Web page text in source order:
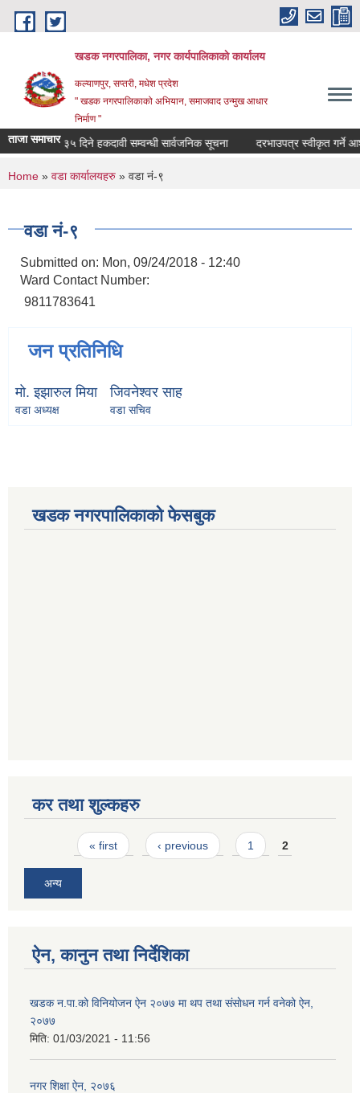
Skip to main content
खडक नगरपालिका, नगर कार्यपालिकाकाे कार्यालय
कल्याणपुर, सप्तरी, मधेश प्रदेश
" खडक नगरपालिकाको अभियान, समाजवाद उन्मुख आधार
निर्माण "
ताजा समाचार३५ दिने हकदावी सम्वन्धी सार्वजनिक सूचना दरभाउपत्र स्वीकृत गर्ने
You are here
Home » वडा कार्यालयहरु » वडा नं-९
वडा नं-९
Submitted on: Mon, 09/24/2018 - 12:40
Ward Contact Number:
9811783641
जन प्रतिनिधि
मो. इझारुल मिया
वडा अध्यक्ष
जिवनेश्वर साह
वडा सचिव
खडक नगरपालिकाको फेसबुक
कर तथा शुल्कहरु
Pages« first ‹ previous 1 2
अन्य
ऐन, कानुन तथा निर्देशिका
खडक न‍.पा.को विनियोजन ऐन २०७७ मा थप तथा संसाेधन गर्न वनेको ऐन,
२०७७
मिति: 01/03/2021 - 11:56
नगर शिक्षा ऐन, २०७६